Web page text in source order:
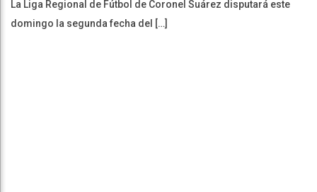
La Liga Regional de Fútbol de Coronel Suárez disputará este
domingo la segunda fecha del […]